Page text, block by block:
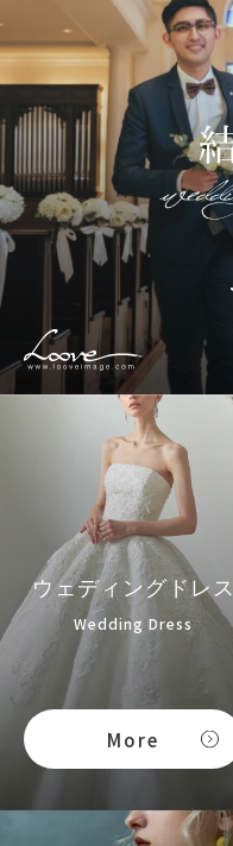
ウェディングドレス
Wedding Dress
More